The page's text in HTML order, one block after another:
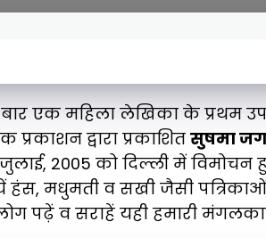
एक महिला लेखिका के प्रथम
प्रकाशन द्वारा प्रकाशित सुषमा
2005 को दिल्ली में
मधुमती व सखी जैसी पत्रिकाओं
पढ़ें व सराहें यही हमारी